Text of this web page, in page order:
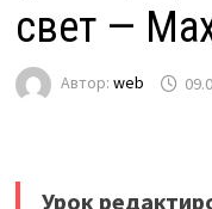
свет —
Автор: web
Урок